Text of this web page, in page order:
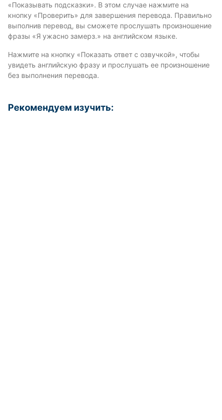
«Показывать подсказки». В этом случае нажмите на
кнопку «Проверить» для завершения перевода. Правильно
выполнив перевод, вы сможете прослушать произношение
фразы «Я ужасно замерз.» на английском языке.
Нажмите на кнопку «Показать ответ с озвучкой», чтобы
увидеть английскую фразу и прослушать ее произношение
без выполнения перевода.
Рекомендуем изучить: